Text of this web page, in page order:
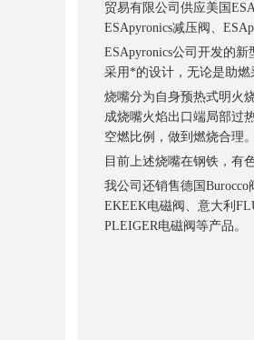
贸易有限公司供应美国
ESApyronics减压阀、
ESApyronics公司开发的
采用*的设计，无论是助
烧嘴分为自身预热式明火
成烧嘴火焰出口端局部过
空燃比例，做到燃烧合理
目前上述烧嘴在钢铁，有
我公司还销售德国
EKEEK电磁阀、意大利
PLEIGER电磁阀等产品。